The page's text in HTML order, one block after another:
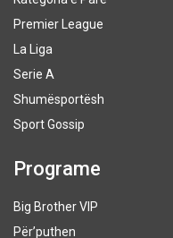
Premier League
La Liga
Serie A
Shumësportësh
Sport Gossip
Programe
Big Brother VIP
Për’puthen